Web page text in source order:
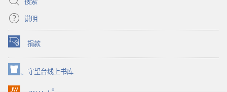
说明
捐款
（打
开
新
窗
口）
守望台线上书库
（打
开